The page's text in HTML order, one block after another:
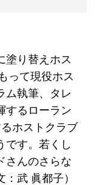
塗り替えホス
って現役ホス
ム執筆、タレ
するローラン
ホストクラブ
です。若くし
さんのさらな
武 眞都子）